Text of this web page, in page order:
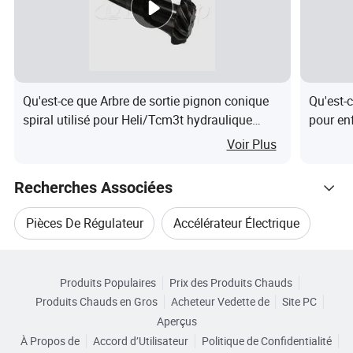
Oui, nous acceptons les OEM. Nous avons un designer
professionnel pour développer votre promotion de
Oui, des échantillons sont disponibles pour vous permettre
07 quelle est votre garantie de qualité ?
Toujours un échantillon de pré-production avant la
Toujours inspection finale avant expédition ;
Nous avons 100% de garantie de qualité aux clients.nous
Qu'est-ce que Arbre de sortie pignon conique
spiral utilisé pour Heli/Tcm3t hydraulique
Voir Plus
Qu'est-
pour
Recherches Associées
Pièces De Régulateur Accélérateur Électrique
Accélérateur De Moteur
Produits Populaires
Prix des Produits Chauds
Produits Chauds en Gros
Acheteur Vedette de
Site PC
Aperçus
À Propos de
Accord d’Utilisateur Politique de Confidentialité